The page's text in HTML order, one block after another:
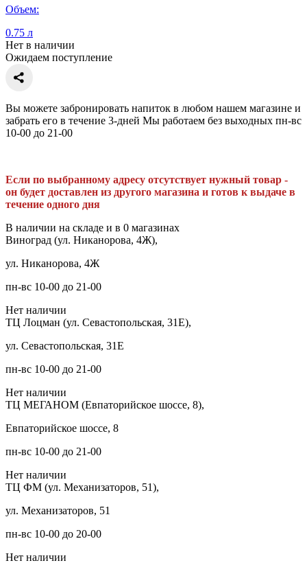
Объем:
0.75 л
Нет в наличии
Ожидаем поступление
Вы можете забронировать напиток в любом нашем магазине и
забрать его в течение 3-дней Мы работаем без выходных пн-вс
10-00 до 21-00
Если по выбранному адресу отсутствует нужный товар -
он будет доставлен из другого магазина и готов к выдаче в
течение одного дня
В наличии на складе и в 0 магазинах
Виноград (ул. Никанорова, 4Ж),
ул. Никанорова, 4Ж
пн-вс 10-00 до 21-00
Нет наличии
ТЦ Лоцман (ул. Севастопольская, 31Е),
ул. Севастопольская, 31Е
пн-вс 10-00 до 21-00
Нет наличии
ТЦ МЕГАНОМ (Евпаторийское шоссе, 8),
Евпаторийское шоссе, 8
пн-вс 10-00 до 21-00
Нет наличии
ТЦ ФМ (ул. Механизаторов, 51),
ул. Механизаторов, 51
пн-вс 10-00 до 20-00
Нет наличии